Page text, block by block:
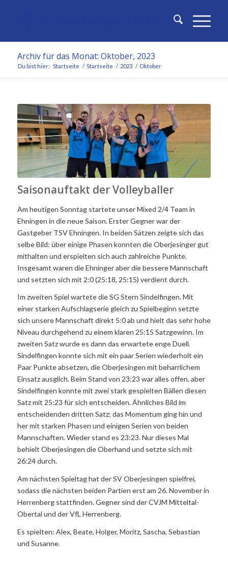
Archiv für das Monat: Oktober, 2023
Du bist hier: Startseite / Startseite / 2023 / Oktober
Saisonauftakt der Volleyballer
Am heutigen Sonntag startete unser Mixed 2/4 Team in
Ehningen in die neue Saison. Erster Gegner war der
Gastgeber TSV Ehningen. In beiden Sätzen zeigte sich das
selbe Bild: über einige Phasen konnten die Oberjesinger gut
mithalten und erspielten sich auch zahlreiche Punkte.
Insgesamt waren die Ehninger aber die bessere Mannschaft
und setzten sich mit 2:0 (25:18, 25:15) verdient durch.
Im zweiten Spiel wartete die SG Stern Sindelfingen. Mit
einer starken Aufschlagserie gleich zu Spielbeginn setzte
sich unsere Mannschaft direkt 5:0 ab und hielt das sehr hohe
Niveau durchgehend zu einem klaren 25:15 Satzgewinn. Im
zweiten Satz wurde es dann das erwartete enge Duell.
Sindelfingen konnte sich mit ein paar Serien wiederholt ein
Paar Punkte absetzen, die Oberjesingen mit beharrlichem
Einsatz ausglich. Beim Stand von 23:23 war alles offen, aber
Sindelfingen konnte mit zwei stark gespielten Bällen diesen
Satz mit 25:23 für sich entscheiden. Ähnliches Bild im
entscheidenden dritten Satz: das Momentum ging hin und
her mit starken Phasen und einigen Serien von beiden
Mannschaften. Wieder stand es 23:23. Nur dieses Mal
behielt Oberjesingen die Oberhand und setzte sich mit
26:24 durch.
Am nächsten Spieltag hat der SV Oberjesingen spielfrei,
sodass die nächsten beiden Partien erst am 26. November in
Herrenberg stattfinden. Gegner sind der CVJM Mitteltal-
Obertal und der VfL Herrenberg.
Es spielten: Alex, Beate, Holger, Moritz, Sascha, Sebastian
und Susanne.